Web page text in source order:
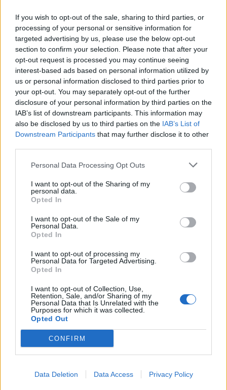
If you wish to opt-out of the sale, sharing to third parties, or
processing of your personal or sensitive information for
targeted advertising by us, please use the below opt-out
section to confirm your selection. Please note that after your
opt-out request is processed you may continue seeing
interest-based ads based on personal information utilized by
us or personal information disclosed to third parties prior to
your opt-out. You may separately opt-out of the further
disclosure of your personal information by third parties on the
IAB’s list of downstream participants. This information may
also be disclosed by us to third parties on the IAB’s List of
Downstream Participants that may further disclose it to other
Personal Data Processing Opt Outs
I want to opt-out of the Sharing of my
personal data.
Opted In
I want to opt-out of the Sale of my
Personal Data.
Opted In
I want to opt-out of processing my
Personal Data for Targeted Advertising.
Opted In
I want to opt-out of Collection, Use,
Retention, Sale, and/or Sharing of my
Personal Data that Is Unrelated with the
Purposes for which it was collected.
Opted Out
CONFIRM
Data Deletion Data Access Privacy Policy
21:01
Νεκρός ανασύρθηκε 43χρονος από τη θάλασσα ανάμεσα
σε Αγκίστρι και Αίγινα
20:47
Καιρός: Ισχυροί άνεμοι έως 7 μποφόρ την Κυριακή
(09/08) στην Κρήτη – Red Code για πυρκαγιές στο νησί
20:41
Το συγκινητικό αντίο της Μπαρτσελόνα στον πατέρα του
Μέσι
σκορπάει τον θάνατο σε σχολείο - Σοκαριστικό βίντεο
20:20
Η Χαμάς δηλώνει εκ νέου έτοιμη να εφαρμόσει το σχέδιο
ΣΧΕΤΙΚA AΡΘΡΑ
Νέα διοίκηση για το Κέντρο Κρητικής Λογοτεχνίας
Νέα διοίκηση για το Κέντρο
Νέα διοίκηση για το Κέντρο